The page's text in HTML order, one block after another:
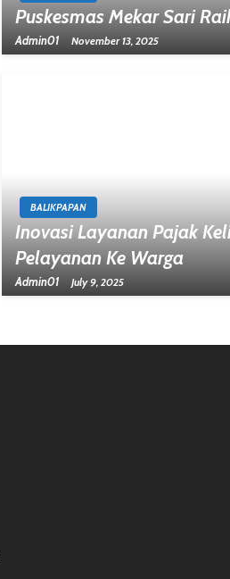
Puskesmas Mekar Sari
Admin01 November 13, 2025
BALIKPAPAN
Inovasi Layanan Pajak
Pelayanan Ke Warga
Admin01 July 9, 2025